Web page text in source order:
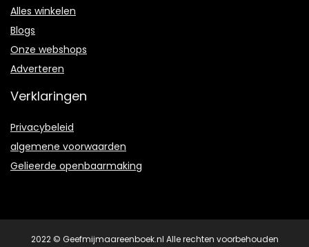
Alles winkelen
Blogs
Onze webshops
Adverteren
Verklaringen
Privacybeleid
algemene voorwaarden
Gelieerde openbaarmaking
2022 © Geefmijmaareenboek.nl Alle rechten voorbehouden